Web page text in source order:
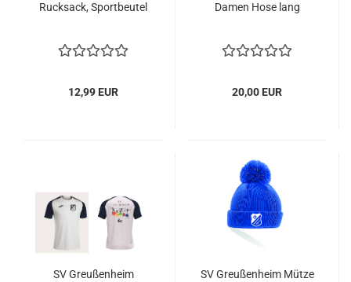
Rucksack, Sportbeutel
12,99 EUR
Damen Hose lang
20,00 EUR
SV Greußenheim
SV Greußenheim Mütze